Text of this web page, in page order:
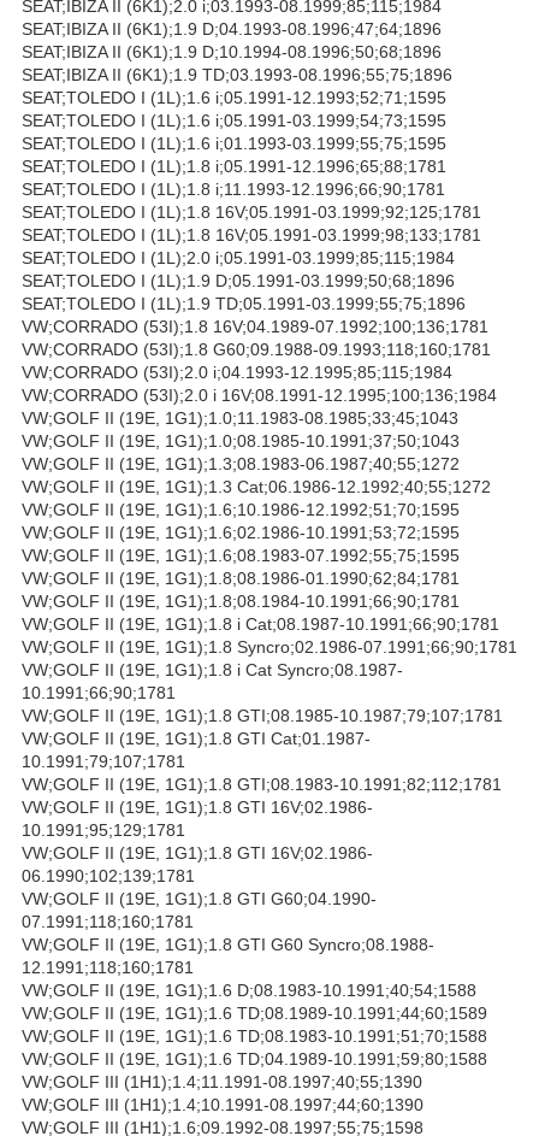
SEAT;IBIZA II (6K1);2.0 i;03.1993-08.1999;85;115;1984
SEAT;IBIZA II (6K1);1.9 D;04.1993-08.1996;47;64;1896
SEAT;IBIZA II (6K1);1.9 D;10.1994-08.1996;50;68;1896
SEAT;IBIZA II (6K1);1.9 TD;03.1993-08.1996;55;75;1896
SEAT;TOLEDO I (1L);1.6 i;05.1991-12.1993;52;71;1595
SEAT;TOLEDO I (1L);1.6 i;05.1991-03.1999;54;73;1595
SEAT;TOLEDO I (1L);1.6 i;01.1993-03.1999;55;75;1595
SEAT;TOLEDO I (1L);1.8 i;05.1991-12.1996;65;88;1781
SEAT;TOLEDO I (1L);1.8 i;11.1993-12.1996;66;90;1781
SEAT;TOLEDO I (1L);1.8 16V;05.1991-03.1999;92;125;1781
SEAT;TOLEDO I (1L);1.8 16V;05.1991-03.1999;98;133;1781
SEAT;TOLEDO I (1L);2.0 i;05.1991-03.1999;85;115;1984
SEAT;TOLEDO I (1L);1.9 D;05.1991-03.1999;50;68;1896
SEAT;TOLEDO I (1L);1.9 TD;05.1991-03.1999;55;75;1896
VW;CORRADO (53I);1.8 16V;04.1989-07.1992;100;136;1781
VW;CORRADO (53I);1.8 G60;09.1988-09.1993;118;160;1781
VW;CORRADO (53I);2.0 i;04.1993-12.1995;85;115;1984
VW;CORRADO (53I);2.0 i 16V;08.1991-12.1995;100;136;1984
VW;GOLF II (19E, 1G1);1.0;11.1983-08.1985;33;45;1043
VW;GOLF II (19E, 1G1);1.0;08.1985-10.1991;37;50;1043
VW;GOLF II (19E, 1G1);1.3;08.1983-06.1987;40;55;1272
VW;GOLF II (19E, 1G1);1.3 Cat;06.1986-12.1992;40;55;1272
VW;GOLF II (19E, 1G1);1.6;10.1986-12.1992;51;70;1595
VW;GOLF II (19E, 1G1);1.6;02.1986-10.1991;53;72;1595
VW;GOLF II (19E, 1G1);1.6;08.1983-07.1992;55;75;1595
VW;GOLF II (19E, 1G1);1.8;08.1986-01.1990;62;84;1781
VW;GOLF II (19E, 1G1);1.8;08.1984-10.1991;66;90;1781
VW;GOLF II (19E, 1G1);1.8 i Cat;08.1987-10.1991;66;90;1781
VW;GOLF II (19E, 1G1);1.8 Syncro;02.1986-07.1991;66;90;1781
VW;GOLF II (19E, 1G1);1.8 i Cat Syncro;08.1987-
10.1991;66;90;1781
VW;GOLF II (19E, 1G1);1.8 GTI;08.1985-10.1987;79;107;1781
VW;GOLF II (19E, 1G1);1.8 GTI Cat;01.1987-
10.1991;79;107;1781
VW;GOLF II (19E, 1G1);1.8 GTI;08.1983-10.1991;82;112;1781
VW;GOLF II (19E, 1G1);1.8 GTI 16V;02.1986-
10.1991;95;129;1781
VW;GOLF II (19E, 1G1);1.8 GTI 16V;02.1986-
06.1990;102;139;1781
VW;GOLF II (19E, 1G1);1.8 GTI G60;04.1990-
07.1991;118;160;1781
VW;GOLF II (19E, 1G1);1.8 GTI G60 Syncro;08.1988-
12.1991;118;160;1781
VW;GOLF II (19E, 1G1);1.6 D;08.1983-10.1991;40;54;1588
VW;GOLF II (19E, 1G1);1.6 TD;08.1989-10.1991;44;60;1589
VW;GOLF II (19E, 1G1);1.6 TD;08.1983-10.1991;51;70;1588
VW;GOLF II (19E, 1G1);1.6 TD;04.1989-10.1991;59;80;1588
VW;GOLF III (1H1);1.4;11.1991-08.1997;40;55;1390
VW;GOLF III (1H1);1.4;10.1991-08.1997;44;60;1390
VW;GOLF III (1H1);1.6;09.1992-08.1997;55;75;1598